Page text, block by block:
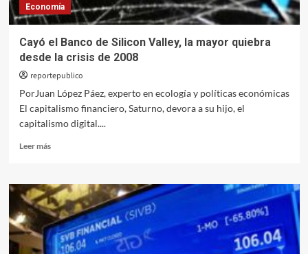
Economía
Cayó el Banco de Silicon Valley, la mayor quiebra
desde la crisis de 2008
reportepublico
PorJuan López Páez, experto en ecología y políticas económicas
El capitalismo financiero, Saturno, devora a su hijo, el
capitalismo digital....
Leer másLeer
Cayó
el
Banco
de
Silicon
Valley,